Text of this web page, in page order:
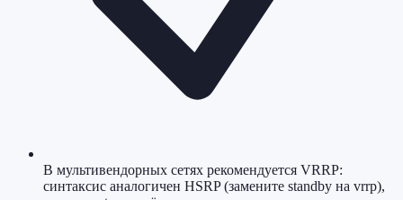
В мультивендорных сетях рекомендуется VRRP:
синтаксис аналогичен HSRP (замените standby на vrrp),